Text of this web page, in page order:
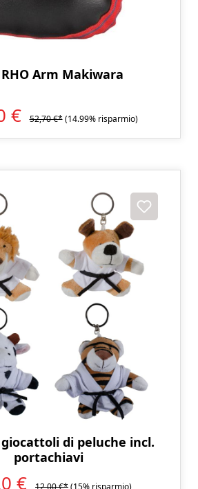
Arm Makiwara
€ 52,70 €* (14.99% risparmio)
giocattoli di peluche incl.
portachiavi
€ 12,00 €*(15% risparmio)